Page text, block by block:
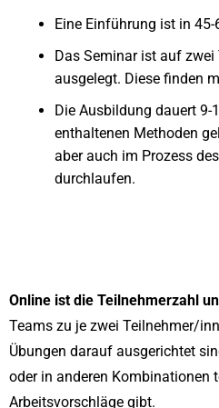
Eine Einführung ist in
Das Seminar ist auf
ausgelegt. Diese finden
Die Ausbildung dauert 9-
enthaltenen Methoden
aber auch im Prozess
durchlaufen.
Online ist die Teilnehmerzahl
Teams zu je zwei Teilnehmer/
Übungen darauf ausgerichtet
oder in anderen Kombinationen
Arbeitsvorschläge gibt.